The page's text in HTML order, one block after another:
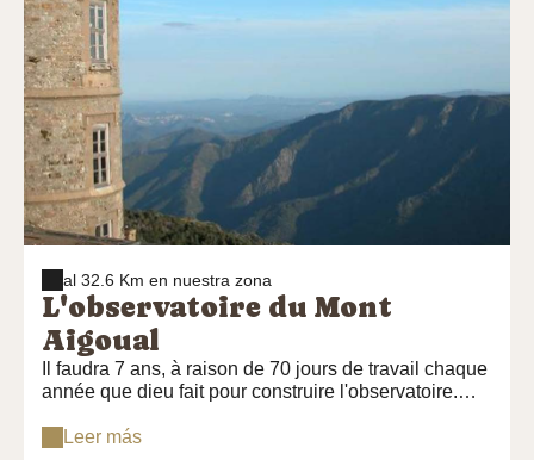
al 32.6 Km en nuestra zona
L'observatoire du Mont
Aigoual
Il faudra 7 ans, à raison de 70 jours de travail chaque
année que dieu fait pour construire l'observatoire.
c'est vraiment le dernier observatoire météorologique
Leer más